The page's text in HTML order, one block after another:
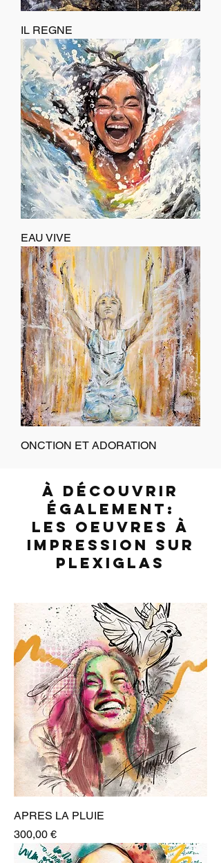
IL REGNE
EAU VIVE
ONCTION ET ADORATION
à découvrir
également:
les oeuvres à
impression sur
plexiglas
APRES LA PLUIE
Prix
300,00 €